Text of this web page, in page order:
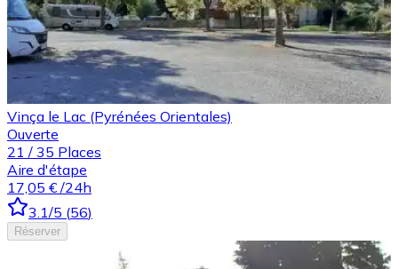
Vinça le Lac (Pyrénées Orientales)
Ouverte
21 / 35 Places
Aire d'étape
17,05 € /24h
3.1/5 (56)
Réserver